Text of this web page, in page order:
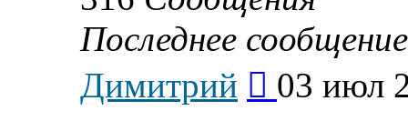
Последнее сообщение
Димитрий
последнему
03 июл